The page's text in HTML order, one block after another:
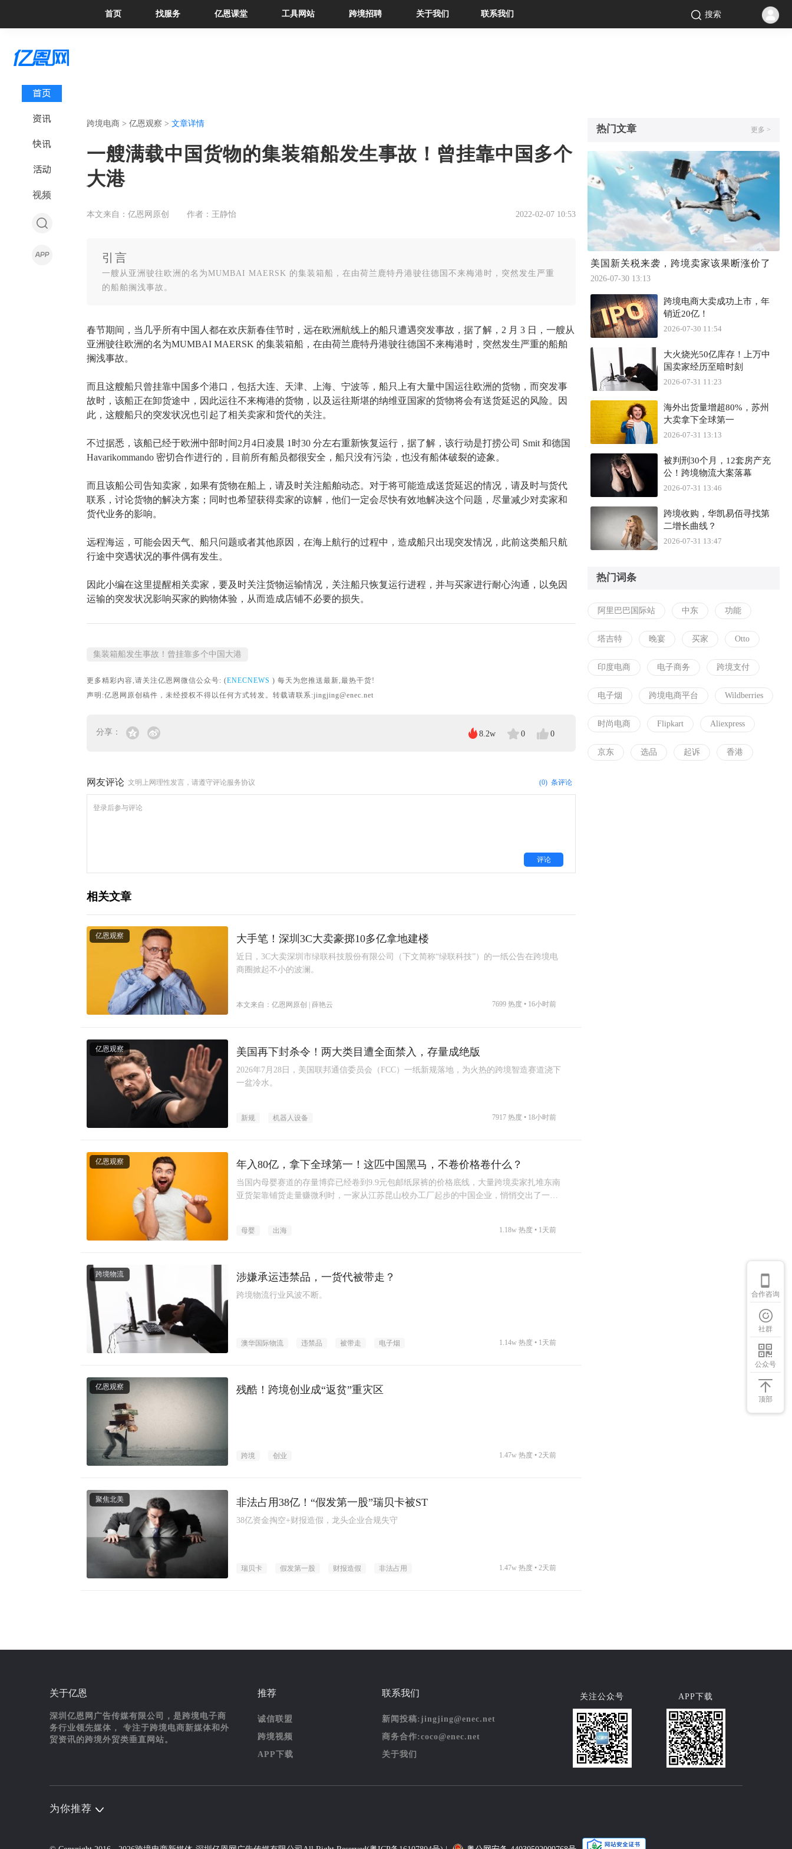
首页 找服务 亿恩课堂 工具网站 跨境招聘 关于我们 联系我们 搜索
首页
资讯
快讯
活动
视频
跨境电商 > 亿恩观察 > 文章详情
一艘满载中国货物的集装箱船发生事故！曾挂靠中国多个
大港
本文来自：亿恩网原创 作者：王静怡 2022-02-07 10:53
引言
一艘从亚洲驶往欧洲的名为MUMBAI MAERSK 的集装箱船，在由荷兰鹿特丹港驶往德国不来梅港时，突然发生严重
的船舶搁浅事故。
春节期间，当几乎所有中国人都在欢庆新春佳节时，远在欧洲航线上的船只遭遇突发事故，据了解， 2 月 3 日
，一艘从
亚洲驶往欧洲的名为MUMBAI MAERSK 的集装箱船，在由荷兰鹿特丹港驶往德国不来梅港时，突然发生严重的船舶
搁浅事故。
而且这艘船只曾挂靠中国多个港口，包括大连、天津、上海、宁波等，船只上有大量中国运往欧洲的货物， 而突发事
故时， 该船正在卸货途中，因此运往不来梅港的货物 ， 以及运往斯堪的纳维亚国家的货物将会有送货延迟的风险。
因
此，这艘船只的突发状况也引起了相关卖家和货代的关注。
不过据悉， 该船已经于欧洲中部时间2月4日凌晨 1 时30 分左右重新恢复运行，据了解， 该行动是打捞公司 Smit 和德国
Havarikommando 密切合作进行的 ， 目前所有船员都很安全， 船只没有污染，也没有船体破裂的迹象。
而且该船公司告知卖家， 如果有货物在船上， 请及时关注船舶动态。 对于将可能造成送货延迟的情况，请及时与货代
联系，讨论货物的解决方案 ；同时也希望获得卖家的谅解，他们一定会尽快有效地解决这个问题，尽量减少对卖家和
货代业务的影响。
远程海运，可能会因天气、船只问题或者其他原因，在海上航行的过程中， 造成船只出现突发情况，此前这类船只航
行途中突遇状况的事件偶有发生。
因此小编在这里提醒相关卖家，要及时关注货物运输情况，关注船只恢复运行进程，并与买家进行耐心沟通，以免因
运输的突发状况影响买家的购物体验，从而造成店铺不必要的损失。
集装箱船发生事故！曾挂靠多个中国大港
更多精彩内容,请关注亿恩网微信公众号: (ENECNEWS ) 每天为您推送最新,最热干货!
声明:亿恩网原创稿件，未经授权不得以任何方式转发。转载请联系:jingjing@enec.net
分享： 8.2w 0 0
网友评论 文明上网理性发言，请遵守评论服务协议 (0) 条评论
评论
相关文章
亿恩观察 大手笔！深圳3C大卖豪掷10多亿拿地建楼
近日，3C大卖深圳市绿联科技股份有限公司（下文简称“绿联科技”）的一纸公告在跨境电
商圈掀起不小的波澜。
本文来自：亿恩网原创 | 薛艳云 16小时前
7699 热度 •
亿恩观察 美国再下封杀令！两大类目遭全面禁入，存量成绝版
2026年7月28日，美国联邦通信委员会（FCC）一纸新规落地，为火热的跨境智造赛道浇下
一盆冷水。
新规 机器人设备 18小时前
7917 热度 •
亿恩观察 年入80亿，拿下全球第一！这匹中国黑马，不卷价格卷什么？
当国内母婴赛道的存量博弈已经卷到9.9元包邮纸尿裤的价格底线，大量跨境卖家扎堆东南
亚货架靠铺货走量赚微利时，一家从江苏昆山校办工厂起步的中国企业，悄悄交出了一份
母婴 出海 1天前
1.18w 热度 •
跨境物流 涉嫌承运违禁品，一货代被带走？
跨境物流行业风波不断。
澳华国际物流 违禁品 被带走 电子烟 1天前
1.14w 热度 •
亿恩观察 残酷！跨境创业成“返贫”重灾区
跨境 创业 2天前
1.47w 热度 •
聚焦北美 非法占用38亿！“假发第一股”瑞贝卡被ST
38亿资金掏空+财报造假，龙头企业合规失守
瑞贝卡 假发第一股 财报造假 非法占用 2天前
1.47w 热度 •
热门文章 更多 >
美国新关税来袭，跨境卖家该果断涨价了
2026-07-30 13:13
跨境电商大卖成功上市，年
销近20亿！
2026-07-30 11:54
大火烧光50亿库存！上万中
国卖家经历至暗时刻
2026-07-31 11:23
海外出货量增超80%，苏州
大卖拿下全球第一
2026-07-31 13:13
被判刑30个月，12套房产充
公！跨境物流大案落幕
2026-07-31 13:46
跨境收购，华凯易佰寻找第
二增长曲线？
2026-07-31 13:47
热门词条
阿里巴巴国际站 中东 功能
塔吉特 晚宴 买家 Otto
印度电商 电子商务 跨境支付
电子烟 跨境电商平台 Wildberries
时尚电商 Flipkart Aliexpress
京东 选品 起诉 香港
合作咨询
社群
公众号
顶部
关于亿恩
深圳亿恩网广告传媒有限公司，是跨境电子商
务行业领先媒体， 专注于跨境电商新媒体和外
贸资讯的跨境外贸类垂直网站。
推荐
诚信联盟
跨境视频
APP下载
联系我们
新闻投稿:jingjing@enec.net
商务合作:coco@enec.net
关于我们
关注公众号 APP下载
为你推荐